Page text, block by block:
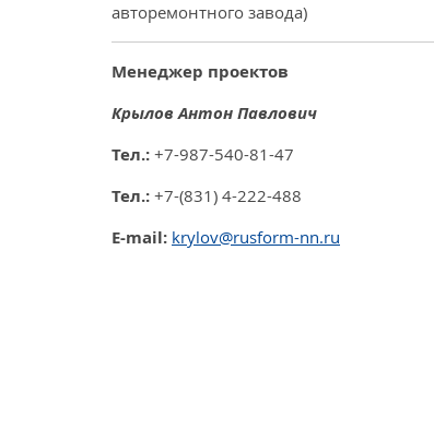
авторемонтного завода)
Менеджер проектов
Крылов Антон Павлович
Тел.: +7-987-540-81-47
Тел.: +7-(831) 4-222-488
E-mail: krylov@rusform-nn.ru